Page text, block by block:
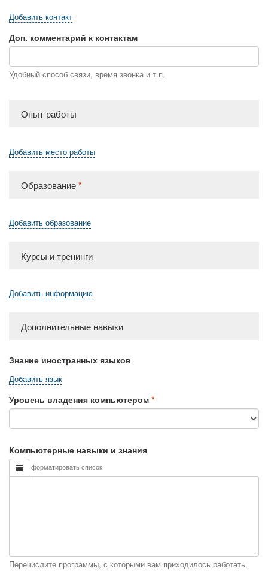
Добавить контакт
Доп. комментарий к контактам
Удобный способ связи, время звонка и т.п.
Опыт работы
Добавить место работы
Образование*
Добавить образование
Курсы и тренинги
Добавить информацию
Дополнительные навыки
Знание иностранных языков
Добавить язык
Уровень владения компьютером
Компьютерные навыки и знания
форматировать список
Перечислите программы, с которыми вам приходилось работать,